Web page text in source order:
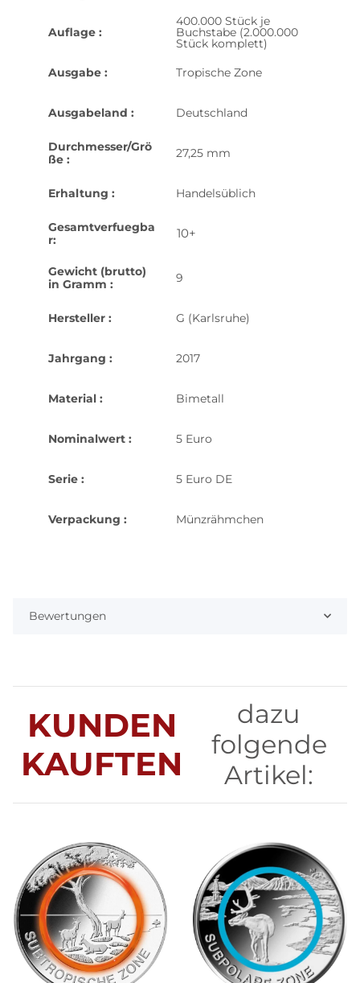
Auflage :
400.000 Stück je
Buchstabe (2.000.000
Stück komplett)
Ausgabe :
Tropische Zone
Ausgabeland : Deutschland
Durchmesser/Grö
ße :
27,25 mm
Erhaltung : Handelsüblich
Gesamtverfuegba
r:
10+
Gewicht (brutto)
in Gramm :
9
Hersteller : G (Karlsruhe)
Jahrgang : 2017
Material : Bimetall
Nominalwert : 5 Euro
Serie : 5 Euro DE
Verpackung : Münzrähmchen
Bewertungen
KUNDEN
KAUFTEN
dazu
folgende
Artikel: